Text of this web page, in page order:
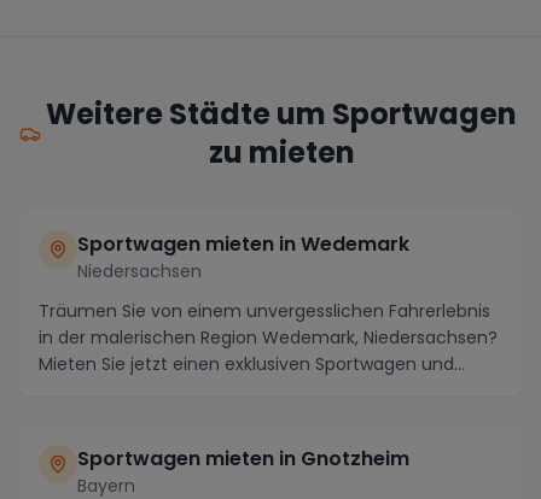
Weitere Städte um Sportwagen
zu mieten
Sportwagen mieten in Wedemark
Niedersachsen
Träumen Sie von einem unvergesslichen Fahrerlebnis
in der malerischen Region Wedemark, Niedersachsen?
Mieten Sie jetzt einen exklusiven Sportwagen und...
Sportwagen mieten in Gnotzheim
Bayern